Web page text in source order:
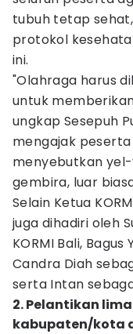
tubuh tetap
protokol
ini.
"Olahraga harus
untuk
ungkap Sesepuh
mengajak
menyebutkan yel-
gembira, luar
Selain Ketua
juga dihadiri oleh
KORMI Bali,
Candra Diah
serta Intan
2. Pelantikan
kabupaten/kota